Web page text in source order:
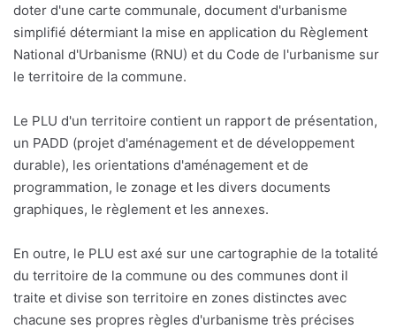
doter d'une carte communale, document d'urbanisme
simplifié détermiant la mise en application du Règlement
National d'Urbanisme (RNU) et du Code de l'urbanisme sur
le territoire de la commune.
Le PLU d'un territoire contient un rapport de présentation,
un PADD (projet d'aménagement et de développement
durable), les orientations d'aménagement et de
programmation, le zonage et les divers documents
graphiques, le règlement et les annexes.
En outre, le PLU est axé sur une cartographie de la totalité
du territoire de la commune ou des communes dont il
traite et divise son territoire en zones distinctes avec
chacune ses propres règles d'urbanisme très précises